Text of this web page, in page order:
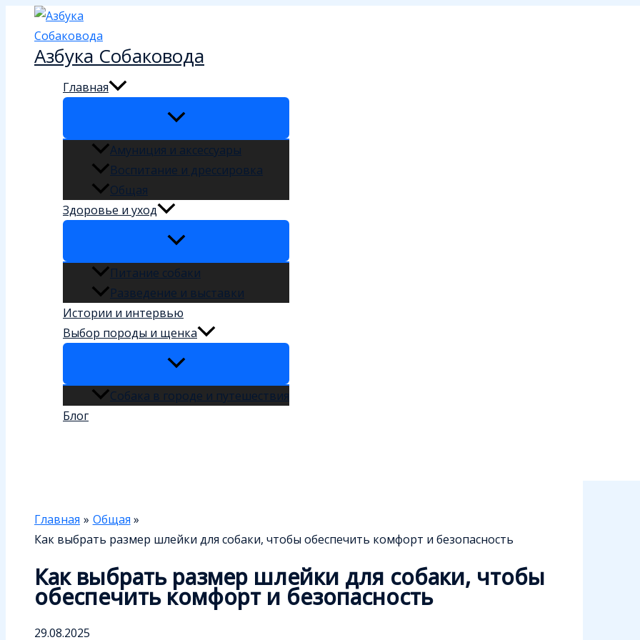
Перейти
содержимому
Азбука Собаковода
Главная
Амуниция и аксессуары
Воспитание и дрессировка
Общая
Здоровье и уход
Питание собаки
Разведение и выставки
Истории и интервью
Выбор породы и щенка
Собака в городе и путешествия
Блог
Главная
Общая
Как выбрать размер шлейки для собаки, чтобы обеспечить комфорт и безопасность
Как выбрать размер шлейки для собаки, чтобы
обеспечить комфорт и безопасность
29.08.2025